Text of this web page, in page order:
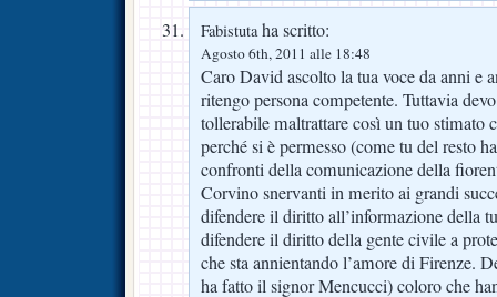
Fabistutaha scritto:
Agosto 6th, 2011 alle 18:48
Caro David ascolto la tua voce da anni e
ritengo persona competente. Tuttavia
tollerabile maltrattare così un tuo stimato
perché si è permesso (come tu del resto
confronti della comunicazione della
Corvino snervanti in merito ai grandi
difendere il diritto all’informazione della
difendere il diritto della gente civile a
che sta annientando l’amore di Firenze.
ha fatto il signor Mencucci) coloro che